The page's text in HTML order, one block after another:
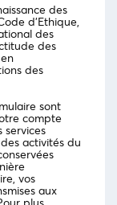
des
d’Ethique,
des
des
des
sont
compte
activités du
vos
aux
plus